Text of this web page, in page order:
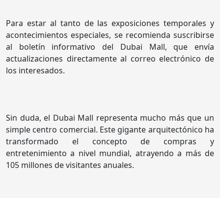
Para estar al tanto de las exposiciones temporales y
acontecimientos especiales, se recomienda suscribirse
al boletín informativo del Dubai Mall, que envía
actualizaciones directamente al correo electrónico de
los interesados.
Sin duda, el Dubai Mall representa mucho más que un
simple centro comercial. Este gigante arquitectónico ha
transformado el concepto de compras y
entretenimiento a nivel mundial, atrayendo a más de
105 millones de visitantes anuales.